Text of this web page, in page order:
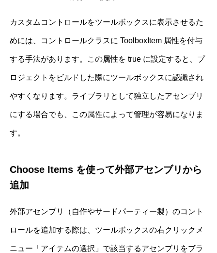
カスタムコントロールをツールボックスに表示させるた
めには、コントロールクラスに ToolboxItem 属性を付与
する手法があります。この属性を true に設定すると、プ
ロジェクトをビルドした際にツールボックスに認識され
やすくなります。ライブラリとして独立したアセンブリ
にする場合でも、この属性によって管理が容易になりま
す。
Choose Items を使って外部アセンブリから
追加
外部アセンブリ（自作やサードパーティー製）のコント
ロールを追加する際は、ツールボックスの右クリックメ
ニュー「アイテムの選択」で該当するアセンブリをブラ